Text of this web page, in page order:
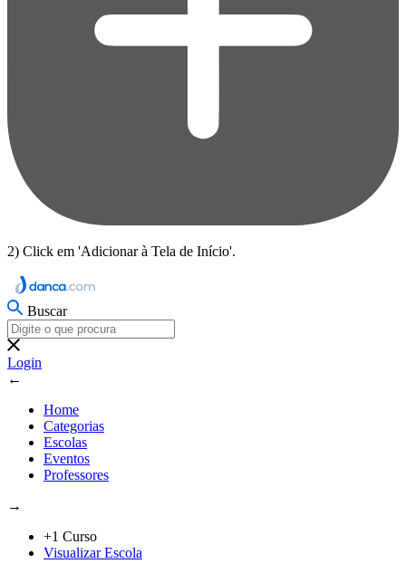
2) Click em 'Adicionar à Tela de Início'.
Buscar
Login
←
Home
Categorias
Escolas
Eventos
Professores
→
+1 Curso
Visualizar Escola